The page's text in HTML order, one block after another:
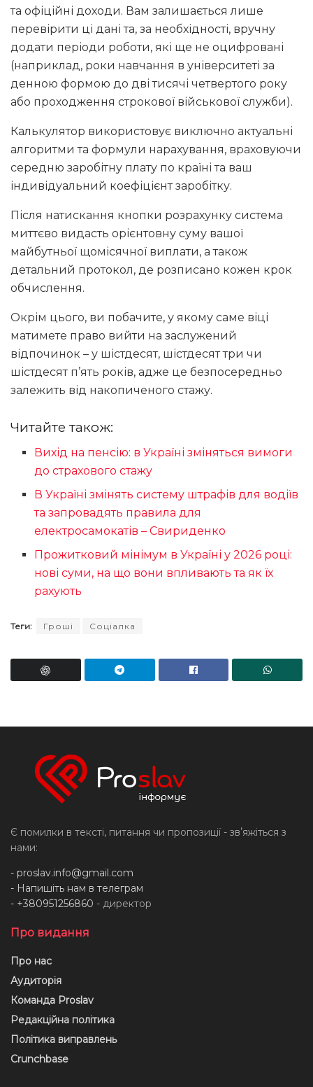
та офіційні доходи. Вам залишається лише
перевірити ці дані та, за необхідності, вручну
додати періоди роботи, які ще не оцифровані
(наприклад, роки навчання в університеті за
денною формою до дві тисячі четвертого року
або проходження строкової військової служби).
Калькулятор використовує виключно актуальні
алгоритми та формули нарахування, враховуючи
середню заробітну плату по країні та ваш
індивідуальний коефіцієнт заробітку.
Після натискання кнопки розрахунку система
миттєво видасть орієнтовну суму вашої
майбутньої щомісячної виплати, а також
детальний протокол, де розписано кожен крок
обчислення.
Окрім цього, ви побачите, у якому саме віці
матимете право вийти на заслужений
відпочинок – у шістдесят, шістдесят три чи
шістдесят п’ять років, адже це безпосередньо
залежить від накопиченого стажу.
Читайте також:
Вихід на пенсію: в Україні зміняться вимоги
до страхового стажу
В Україні змінять систему штрафів для водіїв
та запровадять правила для
електросамокатів – Свириденко
Прожитковий мінімум в Україні у 2026 році:
нові суми, на що вони впливають та як їх
рахують
Теги: Гроші Соціалка
Є помилки в тексті, питання чи пропозиції - звʼяжіться з
нами:
- proslav.info@gmail.com
- Напишіть нам в телеграм
- +380951256860 - директор
Про видання
Про нас
Аудиторія
Команда Proslav
Редакційна політика
Політика виправлень
Crunchbase